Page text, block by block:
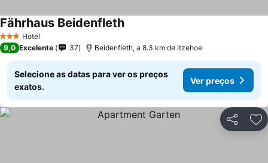
3 EstrelasHotel
Fährhaus Beidenfleth
9,0 Excelente 37 Beidenfleth, a 8.3 km de Itzehoe
Selecione as datas para ver os preços
exatos.
Ver preços
Partilhar